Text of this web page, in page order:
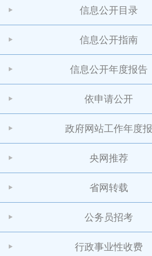
信息公开目录
信息公开指南
信息公开年度报告
依申请公开
政府网站工作年度报
央网推荐
省网转载
公务员招考
行政事业性收费